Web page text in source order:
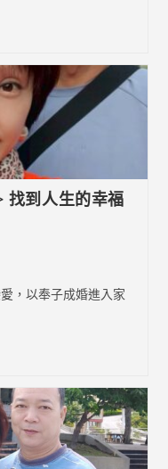
找到人生的幸福
，以奉子成婚進入家